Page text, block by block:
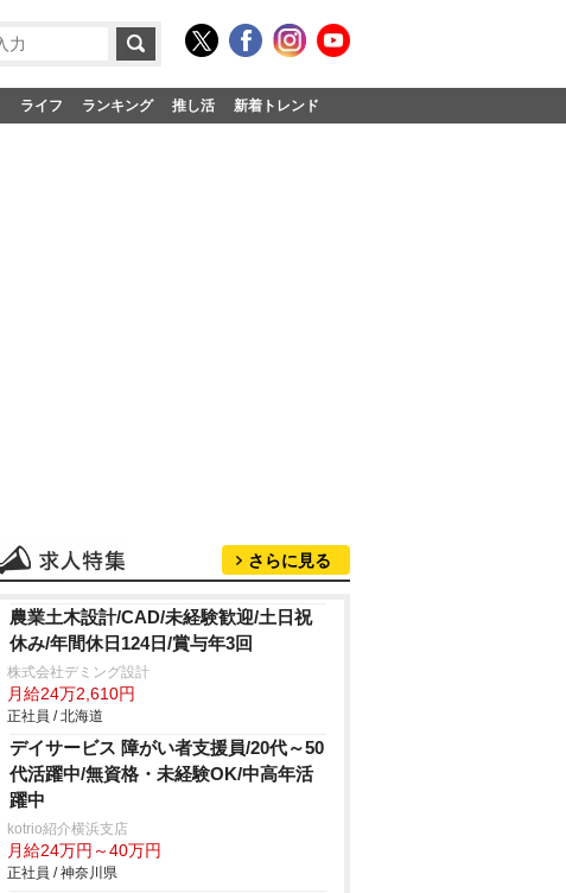
ライフ ランキング 推し活 新着トレンド
さらに見る
農業土木設計/CAD/未経験歓迎/土日祝
休み/年間休日124日/賞与年3回
株式会社デミング設計
月給24万2,610円
正社員 / 北海道
デイサービス 障がい者支援員/20代～50
代活躍中/無資格・未経験OK/中高年活
躍中
kotrio紹介横浜支店
月給24万円～40万円
正社員 / 神奈川県